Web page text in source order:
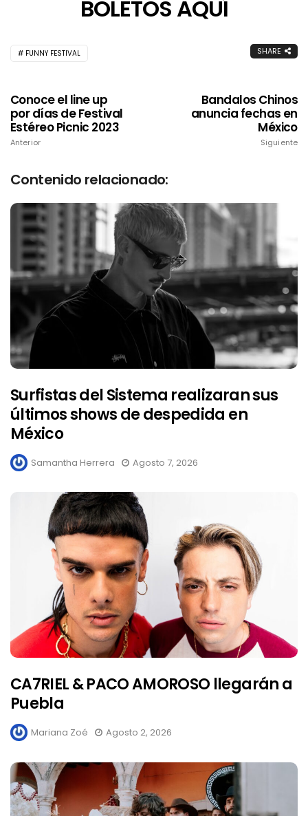
BOLETOS AQUÍ
FUNNY FESTIVAL SHARE
Conoce el line up
por días de Festival
Estéreo Picnic 2023
Anterior
Bandalos Chinos
anuncia fechas en
México
Siguiente
Contenido relacionado:
Surfistas del Sistema realizaran sus
últimos shows de despedida en
México
Samantha Herrera Agosto 7, 2026
CA7RIEL & PACO AMOROSO llegarán a
Puebla
Mariana Zoé Agosto 2, 2026